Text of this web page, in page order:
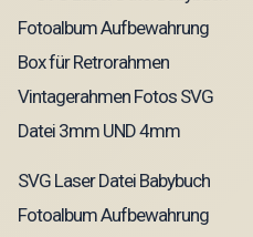
SVG Laser Datei Babybuch
Fotoalbum Aufbewahrung